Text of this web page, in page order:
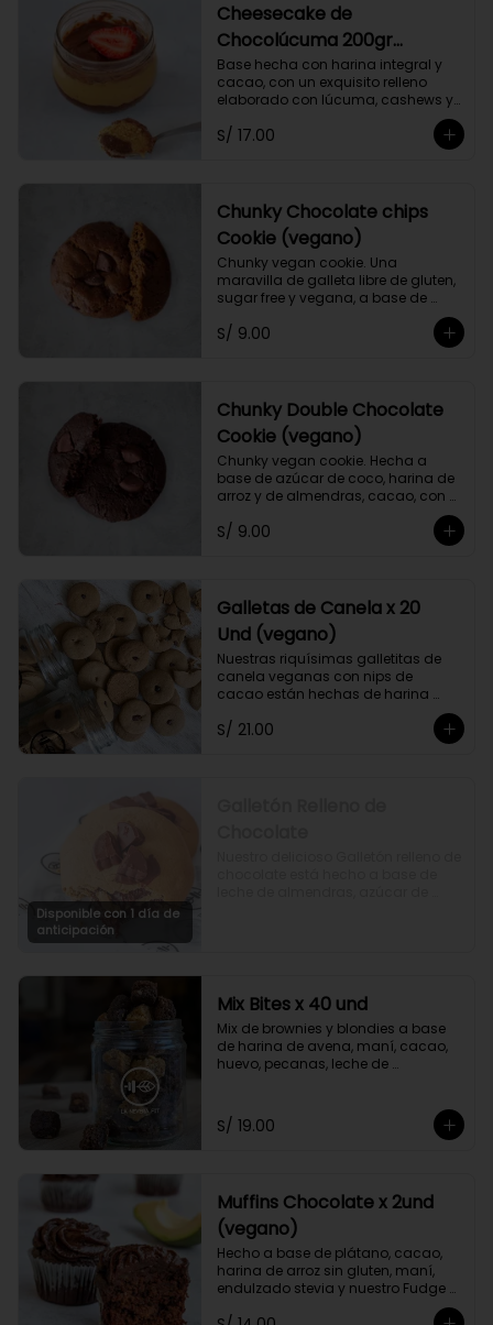
Cheesecake de
Chocolúcuma 200gr
(vegano)
Base hecha con harina integral y
cacao, con un exquisito relleno
elaborado con lúcuma, cashews y
almendras. Endulzado con stevia.
Contiene maní.
S/ 17.00
Chunky Chocolate chips
Cookie (vegano)
Chunky vegan cookie. Una
maravilla de galleta libre de gluten,
sugar free y vegana, a base de
linaza harina de arroz y azúcar de
coco, rellena de trozos de chocolate
S/ 9.00
Chunky Double Chocolate
Cookie (vegano)
Chunky vegan cookie. Hecha a
base de azúcar de coco, harina de
arroz y de almendras, cacao, con
azúcar.
S/ 9.00
Galletas de Canela x 20
Und (vegano)
Nuestras riquísimas galletitas de
canela veganas con nips de
cacao están hechas de harina
panela, aceite de coco y canela.
S/ 21.00
Disponible con 1 día de
anticipación
Mix Bites x 40 und
Mix de brownies y blondies a base
de harina de avena, maní, cacao,
huevo, pecanas, leche de
S/ 19.00
Muffins Chocolate x 2und
(vegano)
Hecho a base de plátano, cacao,
harina de arroz sin gluten, maní,
endulzado stevia y nuestro Fudge